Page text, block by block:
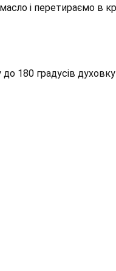
і перетираємо в
до 180 градусів